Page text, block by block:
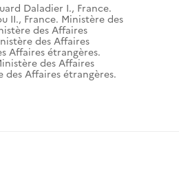
Daladier I., France.
II., France. Ministère des
des Affaires
des Affaires
Affaires étrangères.
des Affaires
des Affaires étrangères.